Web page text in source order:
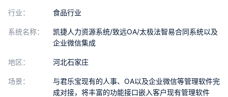
案例
行业： 食品行业
系统名称：
凯捷人力资源系统/致远OA/太极法智易合同系统以及
企业微信集成
地区： 河北石家庄
场景：
与君乐宝现有的人事、OA以及企业微信等管理软件完
成对接，将丰富的功能接口嵌入客户现有管理软件